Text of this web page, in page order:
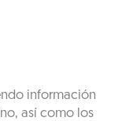
información
así como los